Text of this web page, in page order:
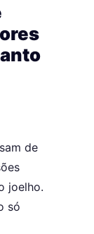
de
joelho.
só